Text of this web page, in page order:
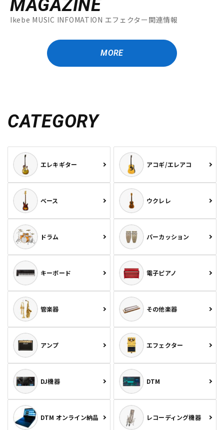
MAGAZINE
Ikebe MUSIC INFOMATION エフェクター関連情報
MORE
CATEGORY
エレキギター アコギ/エレアコ
ベース ウクレレ
ドラム パーカッション
キーボード 電子ピアノ
管楽器 その他楽器
アンプ エフェクター
DJ機器 DTM
DTM オンライン納品 レコーディング機器